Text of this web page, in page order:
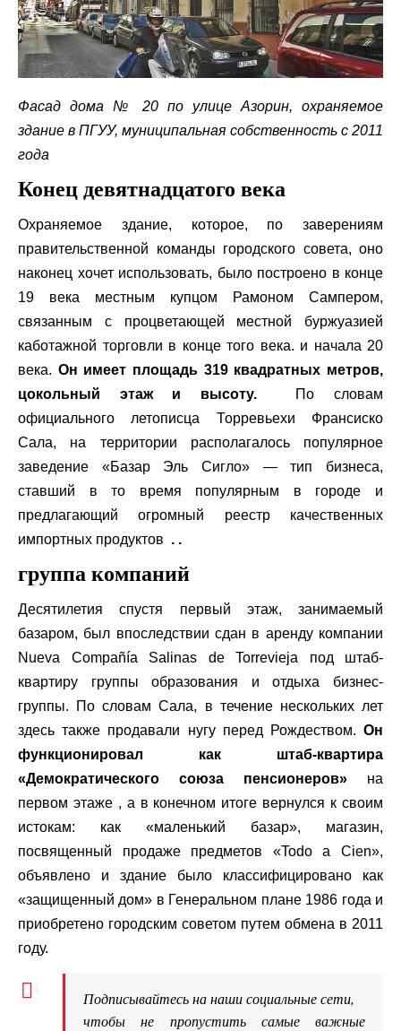
Фасад дома № 20 по улице Азорин, охраняемое
здание в ПГУУ, муниципальная собственность с 2011
года
Конец девятнадцатого века
Охраняемое здание, которое, по заверениям
правительственной команды городского совета, оно
наконец хочет использовать, было построено в конце
19 века местным купцом Рамоном Сампером,
связанным с процветающей местной буржуазией
каботажной торговли в конце того века. и начала 20
века. Он имеет площадь 319 квадратных метров,
цокольный этаж и высоту.
По словам
официального летописца Торревьехи Франсиско
Сала, на территории располагалось популярное
заведение «Базар Эль Сигло» — тип бизнеса,
ставший в то время популярным в городе и
предлагающий огромный реестр качественных
импортных продуктов . .
группа компаний
Десятилетия спустя первый этаж, занимаемый
базаром, был впоследствии сдан в аренду компании
Nueva Compañía Salinas de Torrevieja под штаб-
квартиру группы образования и отдыха бизнес-
группы. По словам Сала, в течение нескольких лет
здесь также продавали нугу перед Рождеством. Он
функционировал как штаб-квартира
«Демократического союза пенсионеров» на
первом этаже , а в конечном итоге вернулся к своим
истокам: как «маленький базар», магазин,
посвященный продаже предметов «Todo a Cien»,
объявлено и здание было классифицировано как
«защищенный дом» в Генеральном плане 1986 года и
приобретено городским советом путем обмена в 2011
году.
Подписывайтесь на наши социальные сети,
чтобы не пропустить самые важные